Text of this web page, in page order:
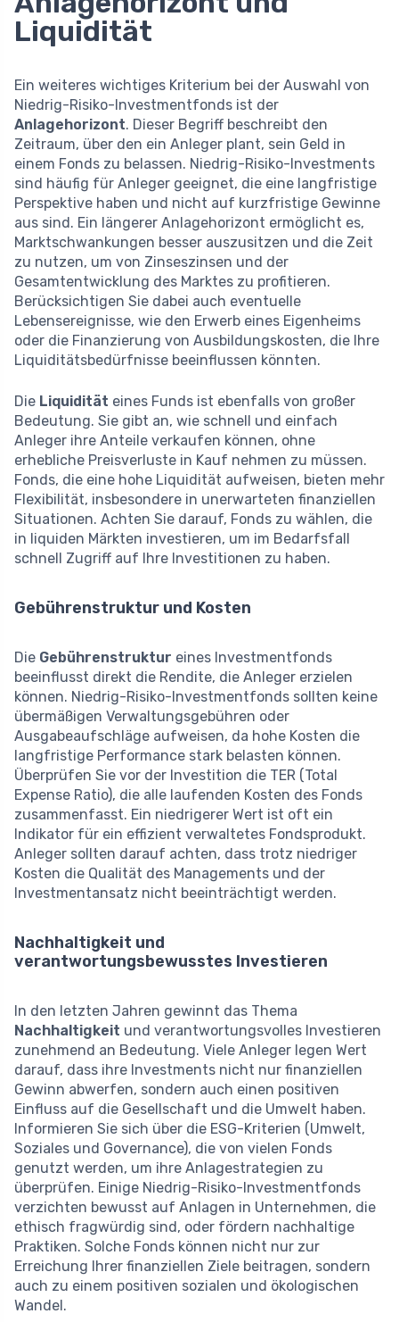
Liquidität
Ein weiteres wichtiges Kriterium bei der Auswahl von
Niedrig-Risiko-Investmentfonds ist der
Anlagehorizont. Dieser Begriff beschreibt den
Zeitraum, über den ein Anleger plant, sein Geld in
einem Fonds zu belassen. Niedrig-Risiko-Investments
sind häufig für Anleger geeignet, die eine langfristige
Perspektive haben und nicht auf kurzfristige Gewinne
aus sind. Ein längerer Anlagehorizont ermöglicht es,
Marktschwankungen besser auszusitzen und die Zeit
zu nutzen, um von Zinseszinsen und der
Gesamtentwicklung des Marktes zu profitieren.
Berücksichtigen Sie dabei auch eventuelle
Lebensereignisse, wie den Erwerb eines Eigenheims
oder die Finanzierung von Ausbildungskosten, die Ihre
Liquiditätsbedürfnisse beeinflussen könnten.
Die Liquidität eines Funds ist ebenfalls von großer
Bedeutung. Sie gibt an, wie schnell und einfach
Anleger ihre Anteile verkaufen können, ohne
erhebliche Preisverluste in Kauf nehmen zu müssen.
Fonds, die eine hohe Liquidität aufweisen, bieten mehr
Flexibilität, insbesondere in unerwarteten finanziellen
Situationen. Achten Sie darauf, Fonds zu wählen, die
in liquiden Märkten investieren, um im Bedarfsfall
schnell Zugriff auf Ihre Investitionen zu haben.
Gebührenstruktur und Kosten
Die Gebührenstruktur eines Investmentfonds
beeinflusst direkt die Rendite, die Anleger erzielen
können. Niedrig-Risiko-Investmentfonds sollten keine
übermäßigen Verwaltungsgebühren oder
Ausgabeaufschläge aufweisen, da hohe Kosten die
langfristige Performance stark belasten können.
Überprüfen Sie vor der Investition die TER (Total
Expense Ratio), die alle laufenden Kosten des Fonds
zusammenfasst. Ein niedrigerer Wert ist oft ein
Indikator für ein effizient verwaltetes Fondsprodukt.
Anleger sollten darauf achten, dass trotz niedriger
Kosten die Qualität des Managements und der
Investmentansatz nicht beeinträchtigt werden.
Nachhaltigkeit und
verantwortungsbewusstes Investieren
In den letzten Jahren gewinnt das Thema
Nachhaltigkeit und verantwortungsvolles Investieren
zunehmend an Bedeutung. Viele Anleger legen Wert
darauf, dass ihre Investments nicht nur finanziellen
Gewinn abwerfen, sondern auch einen positiven
Einfluss auf die Gesellschaft und die Umwelt haben.
Informieren Sie sich über die ESG-Kriterien (Umwelt,
Soziales und Governance), die von vielen Fonds
genutzt werden, um ihre Anlagestrategien zu
überprüfen. Einige Niedrig-Risiko-Investmentfonds
verzichten bewusst auf Anlagen in Unternehmen, die
ethisch fragwürdig sind, oder fördern nachhaltige
Praktiken. Solche Fonds können nicht nur zur
Erreichung Ihrer finanziellen Ziele beitragen, sondern
auch zu einem positiven sozialen und ökologischen
Wandel.